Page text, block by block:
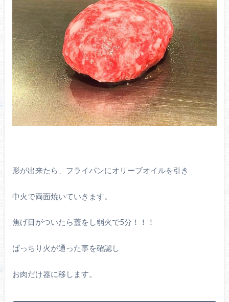
形が出来たら、フライパンにオリーブオイルを引き
中火で両面焼いていきます。
焦げ目がついたら蓋をし弱火で5分！！！
ばっちり火が通った事を確認し
お肉だけ器に移します。